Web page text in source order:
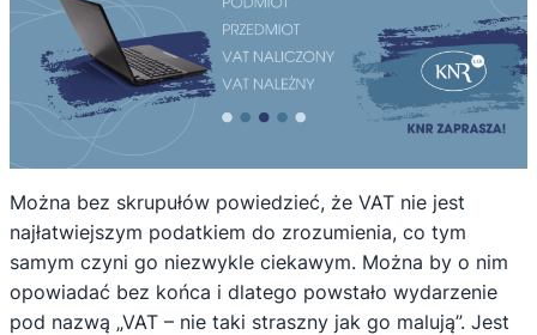
Można bez skrupułów powiedzieć, że VAT nie jest
najłatwiejszym podatkiem do zrozumienia, co tym
samym czyni go niezwykle ciekawym. Można by o nim
opowiadać bez końca i dlatego powstało wydarzenie
pod nazwą „VAT – nie taki straszny jak go malują”. Jest